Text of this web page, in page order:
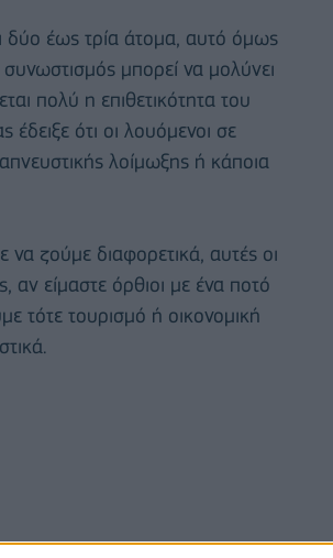
δύο έως τρία άτομα, αυτό όμως
μπορεί να μολύνει
πολύ η επιθετικότητα του
έδειξε ότι οι λουόμενοι σε
λοίμωξης ή κάποια
να ζούμε διαφορετικά, αυτές οι
αν είμαστε όρθιοι με ένα ποτό
τότε τουρισμό ή οικονομική